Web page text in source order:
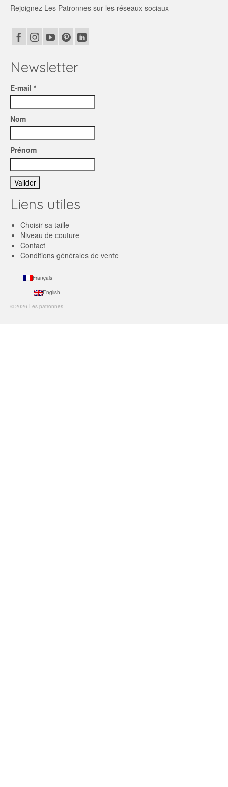
Rejoignez Les Patronnes sur les réseaux sociaux
Newsletter
E-mail *
Nom
Prénom
Liens utiles
Choisir sa taille
Niveau de couture
Contact
Conditions générales de vente
Français
English
© 2026 Les patronnes